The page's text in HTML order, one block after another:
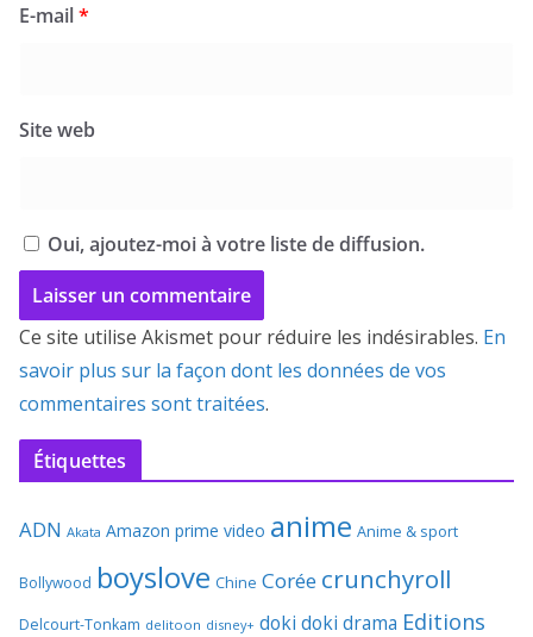
E-mail*
Site web
Oui, ajoutez-moi à votre liste de diffusion.
Ce site utilise Akismet pour réduire les indésirables. En
savoir plus sur la façon dont les données de vos
commentaires sont traitées.
Étiquettes
ADN Akata Amazon prime video anime Anime & sport
Bollywood boyslove Chine Corée crunchyroll
Delcourt-Tonkam delitoon disney+ doki doki drama Editions